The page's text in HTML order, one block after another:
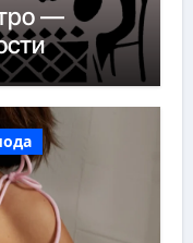
—